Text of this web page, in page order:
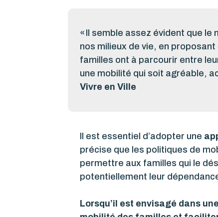
« Il semble assez évident que
nos milieux de vie, en
familles ont à parcourir entre
une mobilité qui soit agréable,
Vivre en Ville
Il est essentiel d’adopter une
précise que les politiques de
permettre aux familles qui le
potentiellement leur
Lorsqu’il est envisagé dans